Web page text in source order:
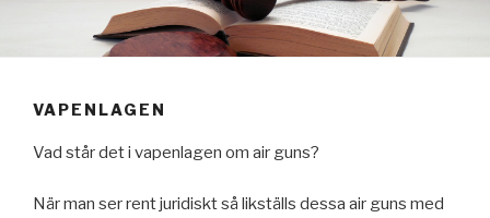
VAPENLAGEN
Vad står det i vapenlagen om air guns?
När man ser rent juridiskt så likställs dessa air guns med